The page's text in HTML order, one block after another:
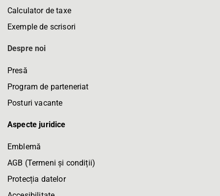
Calculator de taxe
Exemple de scrisori
Despre noi
Presă
Program de parteneriat
Posturi vacante
Aspecte juridice
Emblemă
AGB (Termeni și condiții)
Protecția datelor